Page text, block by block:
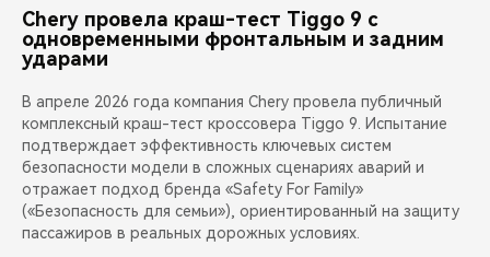
Chery провела краш-тест Tiggo 9 с
одновременными фронтальным и задним
ударами
В апреле 2026 года компания Chery провела публичный
комплексный краш-тест кроссовера Tiggo 9. Испытание
подтверждает эффективность ключевых систем
безопасности модели в сложных сценариях аварий и
отражает подход бренда «Safety For Family»
(«Безопасность для семьи»), ориентированный на защиту
пассажиров в реальных дорожных условиях.